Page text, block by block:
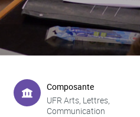
Composante
UFR Arts, Lettres,
Communication